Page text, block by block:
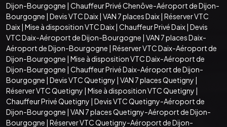
Dijon-Bourgogne | Chauffeur Privé Chenôve-Aéroport de Dijon-
Bourgogne | Devis VTC Daix| VAN 7 places Daix| Réserver VTC
Daix| Mise à disposition VTC Daix| Chauffeur Privé Daix| Devis
VTC Daix-Aéroport de Dijon-Bourgogne | VAN 7 places Daix-
Aéroport de Dijon-Bourgogne | Réserver VTC Daix-Aéroport de
Dijon-Bourgogne | Mise à disposition VTC Daix-Aéroport de
Dijon-Bourgogne | Chauffeur Privé Daix-Aéroport de Dijon-
Bourgogne | Devis VTC Quetigny | VAN 7 places Quetigny |
Réserver VTC Quetigny | Mise à disposition VTC Quetigny |
Chauffeur Privé Quetigny | Devis VTC Quetigny-Aéroport de
Dijon-Bourgogne | VAN 7 places Quetigny-Aéroport de Dijon-
Bourgogne | Réserver VTC Quetigny-Aéroport de Dijon-